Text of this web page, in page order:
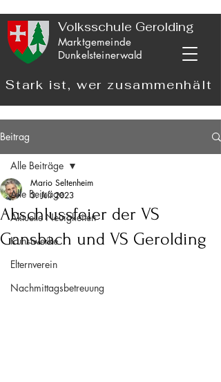
Volksschule Gerolding
Marktgemeinde
Dunkelsteinerwald
Stark ist, wer zusammenhält
Beitrag
Alle Beiträge
Aktuelle Neuigkeiten
Kunstwerke
Elternverein
Nachmittagsbetreuung
Alle Beiträge
Abschlussfeier der VS
Gansbach und VS Gerolding
Mario Seltenheim
3. Juli 2023